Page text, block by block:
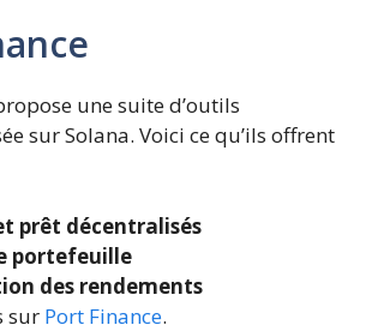
une suite d’outils
sur Solana. Voici ce qu’ils offrent
prêt décentralisés
portefeuille
des rendements
sur Port Finance.